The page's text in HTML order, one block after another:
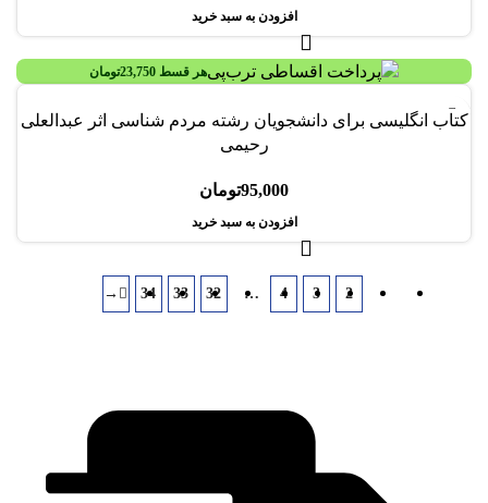
افزودن به سبد خرید
هر قسط 23,750تومان
کتاب انگلیسی برای دانشجویان رشته مردم شناسی اثر عبدالعلی
رحیمی
95,000تومان
افزودن به سبد خرید
1
2
3
4
…
32
33
34
→